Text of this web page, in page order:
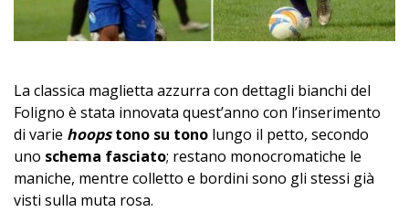
La classica maglietta azzurra con dettagli bianchi del
Foligno è stata innovata quest’anno con l’inserimento
di varie hoopstono su tono lungo il petto, secondo
uno schema fasciato; restano monocromatiche le
maniche, mentre colletto e bordini sono gli stessi già
visti sulla muta rosa.